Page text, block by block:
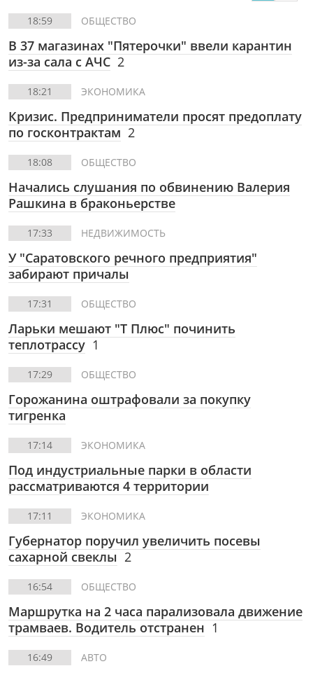
18:59 ОБЩЕСТВО
В 37 магазинах "Пятерочки" ввели карантин
из-за сала с АЧС 2
18:21 ЭКОНОМИКА
Кризис. Предприниматели просят предоплату
по госконтрактам 2
18:08 ОБЩЕСТВО
Начались слушания по обвинению Валерия
Рашкина в браконьерстве
17:33 НЕДВИЖИМОСТЬ
У "Саратовского речного предприятия"
забирают причалы
17:31 ОБЩЕСТВО
Ларьки мешают "Т Плюс" починить
теплотрассу 1
17:29 ОБЩЕСТВО
Горожанина оштрафовали за покупку
тигренка
17:14 ЭКОНОМИКА
Под индустриальные парки в области
рассматриваются 4 территории
17:11 ЭКОНОМИКА
Губернатор поручил увеличить посевы
сахарной свеклы 2
16:54 ОБЩЕСТВО
Маршрутка на 2 часа парализовала движение
трамваев. Водитель отстранен 1
16:49 АВТО